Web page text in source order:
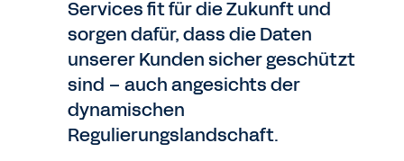
Services fit für die Zukunft und
sorgen dafür, dass die Daten
unserer Kunden sicher geschützt
sind – auch angesichts der
dynamischen
Regulierungslandschaft.